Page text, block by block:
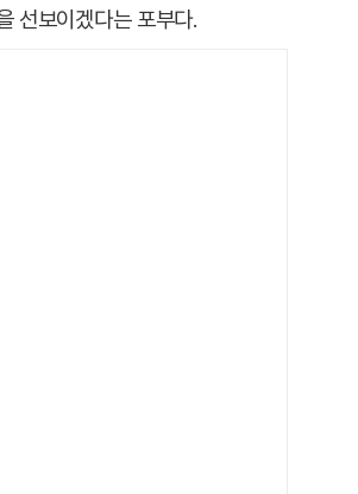
선보이겠다는 포부다.